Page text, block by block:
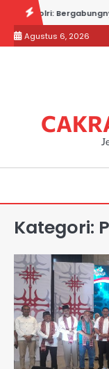
content
Irjen Pol.
Agustus 6, 2026
Kategori: